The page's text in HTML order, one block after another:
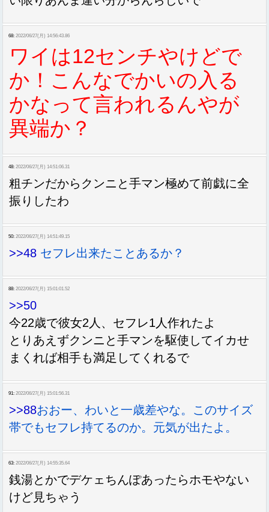
68: 2022/06/27(月) 14:56:43.86
ワイは12センチやけどで
か！こんなでかいの入る
かなって言われるんやが
異端か？
48: 2022/06/27(月) 14:51:06.31
粗チンだからクンニと手マン極めて前戯に全
振りしたわ
50: 2022/06/27(月) 14:51:49.15
>>48 セフレ出来たことあるか？
88: 2022/06/27(月) 15:01:01.52
>>50
今22歳で彼女2人、セフレ1人作れたよ
とりあえずクンニと手マンを駆使してイカせ
まくれば相手も満足してくれるで
91: 2022/06/27(月) 15:01:56.31
>>88おおー、わいと一歳差やな。このサイズ
帯でもセフレ持てるのか。元気が出たよ。
63: 2022/06/27(月) 14:55:35.64
銭湯とかでデケェちんぽあったらホモやない
けど見ちゃう